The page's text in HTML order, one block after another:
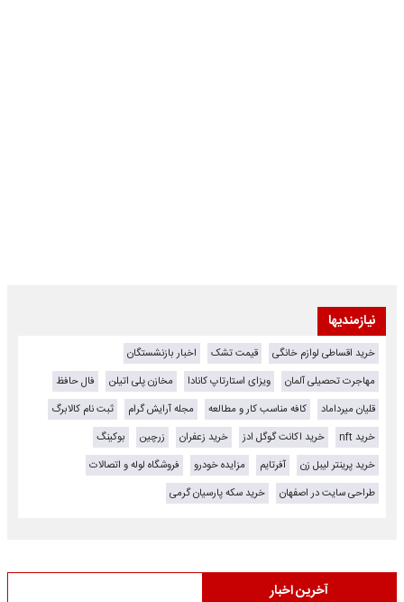
نیازمندیها
خرید اقساطی لوازم خانگی قیمت تشک
اخبار بازنشستگان
مهاجرت تحصیلی آلمان
ویزای استارتاپ کانادا مخازن پلی اتیلن
فال حافظ
قلیان میرداماد
کافه مناسب کار و مطالعه مجله آرایش گرام
ثبت نام کالابرگ
خرید nft
خرید اکانت گوگل ادز خرید زعفران زرچین
بوکینگ
خرید پرینتر لیبل زن
آفرتایم مزایده خودرو
فروشگاه لوله و اتصالات
طراحی سایت در اصفهان
خرید سکه پارسیان گرمی
آخرین اخبار